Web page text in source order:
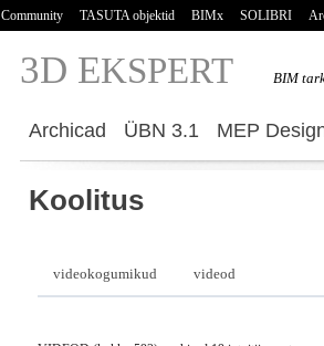
Community TASUTA objektid BIMx SOLIBRI
3D EKSPERT BIM
Archicad ÜBN 3.1 MEP
Koolitus
videokogumikud videod